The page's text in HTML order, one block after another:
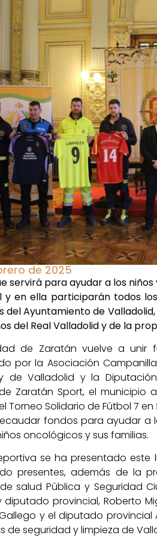
de 2025
servirá para ayudar a los
y en ella participarán todos
del Ayuntamiento de
del Real Valladolid y de la
de Zaratán vuelve a unir
por la Asociación
de Valladolid y la
Zaratán Sport, el municipio
Torneo Solidario de Fútbol 7
fondos para ayudar a
oncológicos y sus familias.
se ha presentado este
presentes, además de la
salud Pública y Seguridad
diputado provincial, Roberto
y el diputado provincial
de seguridad y limpieza de